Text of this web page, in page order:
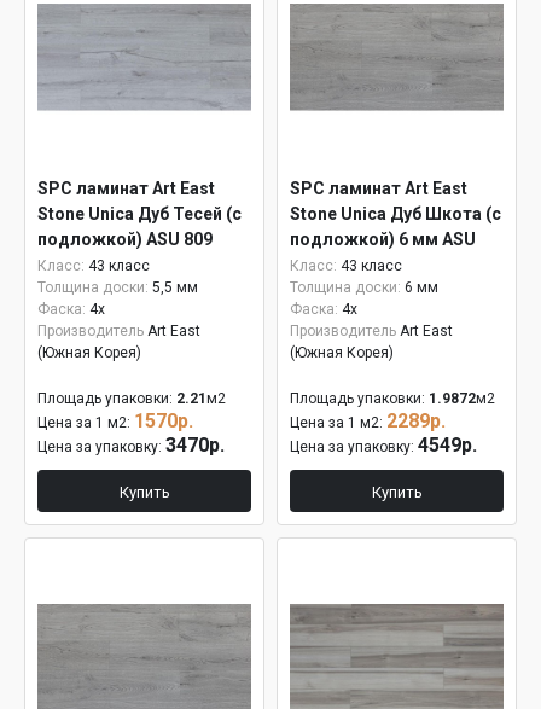
SPC ламинат Art East
Stone Unica Дуб Тесей (с
подложкой) ASU 809
Класс: 43 класс
Толщина доски: 5,5 мм
Фаска: 4x
Производитель Art East
(Южная Корея)
Площадь упаковки: 2.21 м2
Цена за 1 м2: 1570р.
Цена за упаковку: 3470р.
Купить
SPC ламинат Art East
Stone Unica Дуб Шкота (с
подложкой) 6 мм ASU
801
Класс: 43 класс
Толщина доски: 6 мм
Фаска: 4x
Производитель Art East
(Южная Корея)
Площадь упаковки: 1.9872м2
Цена за 1 м2: 2289р.
Цена за упаковку: 4549р.
Купить